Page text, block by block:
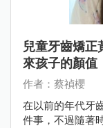
兒童牙齒矯正
來孩子的顏值
作者：蔡禎櫻
在以前的年代牙
件事，不過隨著